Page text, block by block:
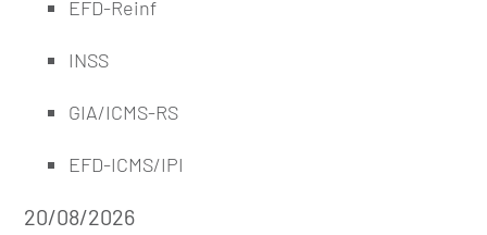
EFD-Reinf
INSS
GIA/ICMS-RS
EFD-ICMS/IPI
20/08/2026